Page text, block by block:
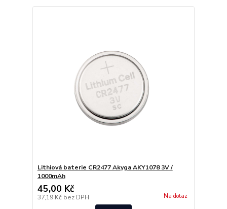
Lithiová baterie CR2477 Akyga AKY1078 3V /
1000mAh
45,00 Kč
37,19 Kč bez DPH Na dotaz